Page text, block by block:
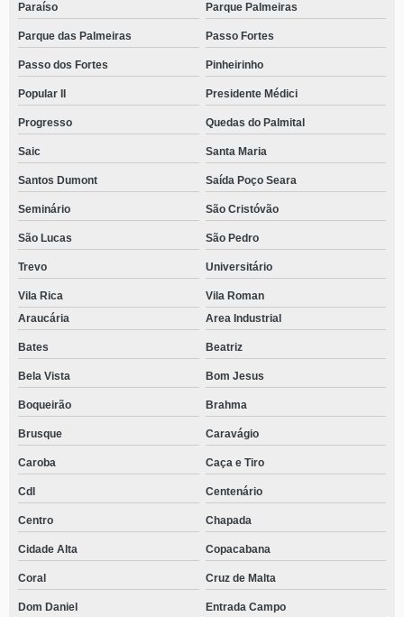
Paraíso Parque Palmeiras
Parque das Palmeiras Passo Fortes
Passo dos Fortes Pinheirinho
Popular II Presidente Médici
Progresso Quedas do Palmital
Saic Santa Maria
Santos Dumont Saída Poço Seara
Seminário São Cristóvão
São Lucas São Pedro
Trevo Universitário
Vila Rica
Vila Roman
Araucária
Area Industrial
Bates Beatriz
Bela Vista Bom Jesus
Boqueirão Brahma
Brusque Caravágio
Caroba Caça e Tiro
Cdl Centenário
Centro Chapada
Cidade Alta Copacabana
Coral Cruz de Malta
Dom Daniel Entrada Campo